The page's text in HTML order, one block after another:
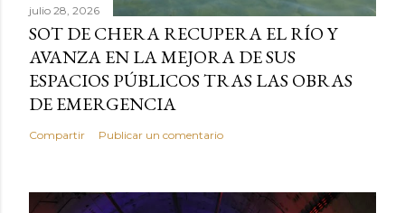
julio 28, 2026
SOT DE CHERA RECUPERA EL RÍO Y
AVANZA EN LA MEJORA DE SUS
ESPACIOS PÚBLICOS TRAS LAS OBRAS
DE EMERGENCIA
Compartir Publicar un comentario